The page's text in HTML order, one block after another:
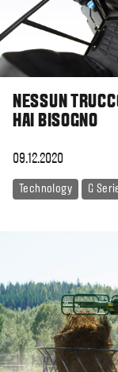
NESSUN
HAI BISOGNO
09.12.2020
Technology G